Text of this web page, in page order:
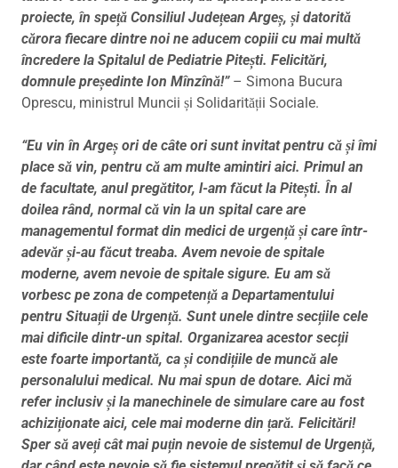
proiecte, în speță Consiliul Județean Argeș, și datorită
cărora fiecare dintre noi ne aducem copiii cu mai multă
încredere la Spitalul de Pediatrie Pitești. Felicitări,
domnule președinte Ion Mînzînă!”– Simona Bucura
Oprescu, ministrul Muncii și Solidarității Sociale.
“Eu vin în Argeș ori de câte ori sunt invitat pentru că și îmi
place să vin, pentru că am multe amintiri aici. Primul an
de facultate, anul pregătitor, l-am făcut la Pitești. În al
doilea rând, normal că vin la un spital care are
managementul format din medici de urgență și care într-
adevăr și-au făcut treaba. Avem nevoie de spitale
moderne, avem nevoie de spitale sigure. Eu am să
vorbesc pe zona de competență a Departamentului
pentru Situații de Urgență. Sunt unele dintre secțiile cele
mai dificile dintr-un spital. Organizarea acestor secții
este foarte importantă, ca și condițiile de muncă ale
personalului medical. Nu mai spun de dotare. Aici mă
refer inclusiv și la manechinele de simulare care au fost
achiziționate aici, cele mai moderne din țară. Felicitări!
Sper să aveți cât mai puțin nevoie de sistemul de Urgență,